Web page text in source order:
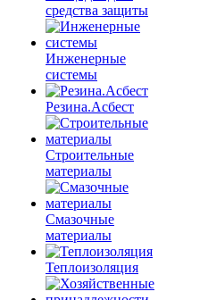
средства защиты
Инженерные
системы
Резина.Асбест
Строительные
материалы
Смазочные
материалы
Теплоизоляция